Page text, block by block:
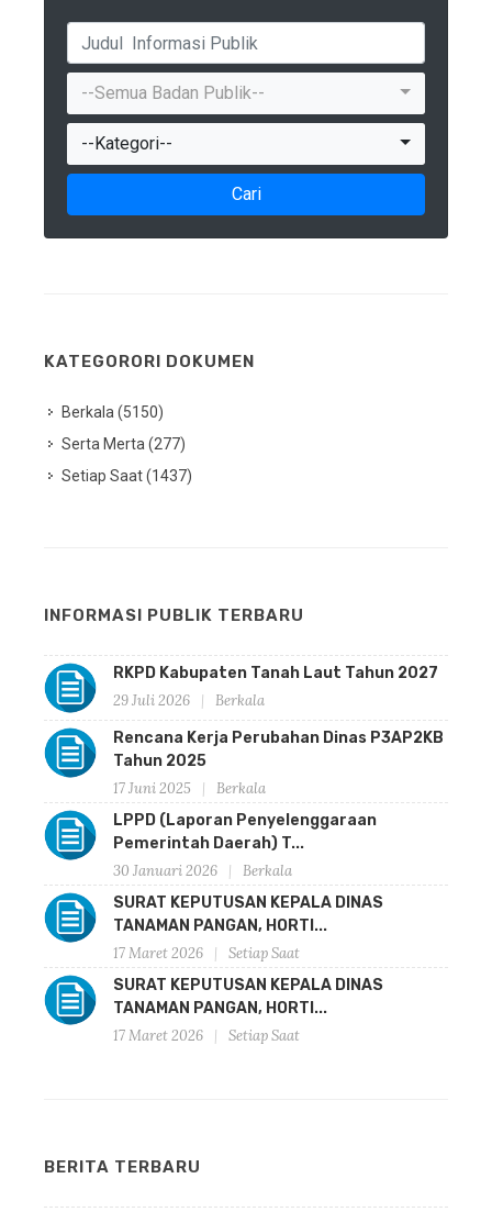
--Semua Badan Publik--
--Kategori--
Cari
KATEGORORI DOKUMEN
Berkala (5150)
Serta Merta (277)
Setiap Saat (1437)
INFORMASI PUBLIK TERBARU
RKPD Kabupaten Tanah Laut Tahun 2027
29 Juli 2026
Berkala
Rencana Kerja Perubahan Dinas P3AP2KB
Tahun 2025
17 Juni 2025
Berkala
LPPD (Laporan Penyelenggaraan
Pemerintah Daerah) T...
30 Januari 2026
Berkala
SURAT KEPUTUSAN KEPALA DINAS
TANAMAN PANGAN, HORTI...
17 Maret 2026
Setiap Saat
SURAT KEPUTUSAN KEPALA DINAS
TANAMAN PANGAN, HORTI...
17 Maret 2026
Setiap Saat
BERITA TERBARU